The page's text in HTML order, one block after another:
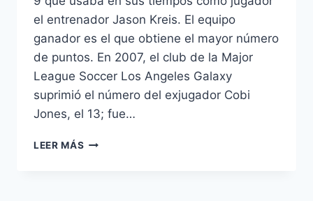
el entrenador Jason Kreis. El equipo
ganador es el que obtiene el mayor número
de puntos. En 2007, el club de la Major
League Soccer Los Angeles Galaxy
suprimió el número del exjugador Cobi
Jones, el 13; fue…
LEER MÁS NUEVA